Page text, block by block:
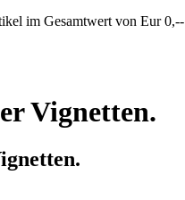
im Gesamtwert von Eur 0,--
Vignetten.